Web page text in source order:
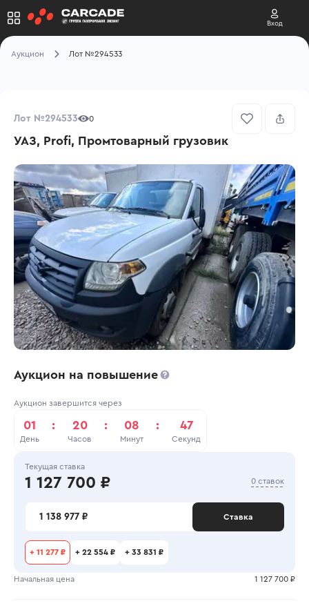
Вход
Аукцион Лот №294533
Лот №294533 0
УАЗ, Profi, Промтоварный грузовик
Аукцион на повышение
Аукцион завершится через
01
День
: 20
Часов
: 08
Минут
: 47
Секунд
Текущая ставка
1 127 700 ₽ 0 ставок
1 138 977 ₽ Ставка
+ 11 277 ₽ + 22 554 ₽ + 33 831 ₽
Начальная цена 1 127 700 ₽